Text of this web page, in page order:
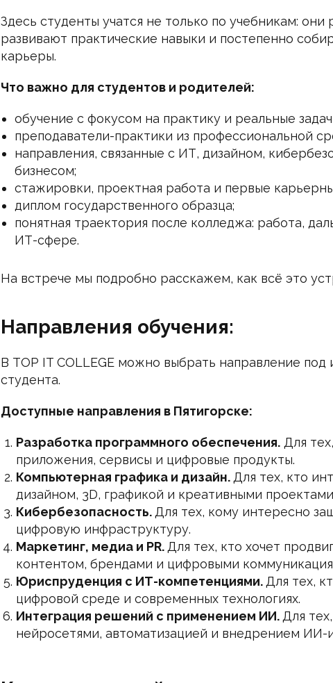
Здесь студенты учатся не только по учебникам:
развивают практические навыки и постепенно
карьеры.
Что важно для студентов и родителей:
обучение с фокусом на практику и реальные
преподаватели-практики из профессиональной
направления, связанные с ИТ, дизайном,
бизнесом;
стажировки, проектная работа и первые
диплом государственного образца;
понятная траектория после колледжа: работа,
ИТ-сфере.
На встрече мы подробно расскажем, как всё это
Направления обучения:
В TOP IT COLLEGE можно выбрать направление
студента.
Доступные направления в Пятигорске:
Разработка программного обеспечения. Для
приложения, сервисы и цифровые продукты.
Компьютерная графика и дизайн. Для тех, кто
дизайном, 3D, графикой и креативными
Кибербезопасность. Для тех, кому интересно
цифровую инфраструктуру.
Маркетинг, медиа и PR. Для тех, кто хочет
контентом, брендами и цифровыми
Юриспруденция с ИТ-компетенциями. Для тех,
цифровой среде и современных технологиях.
Интеграция решений с применением ИИ. Для
нейросетями, автоматизацией и внедрением ИИ-